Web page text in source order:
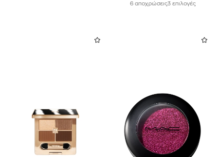
6 αποχρώσεις3 επιλογές